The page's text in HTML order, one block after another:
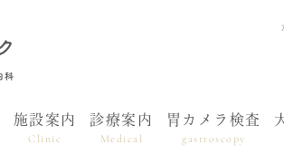
施設案内
Clinic
診療案内
Medical
胃カメラ検査
gastroscopy